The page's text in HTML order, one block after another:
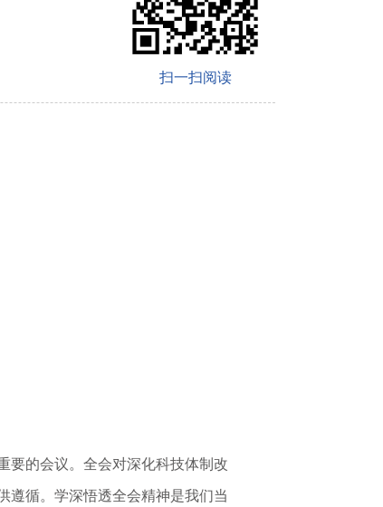
扫一扫阅读
要的会议。全会对深化科技体制改
遵循。学深悟透全会精神是我们当